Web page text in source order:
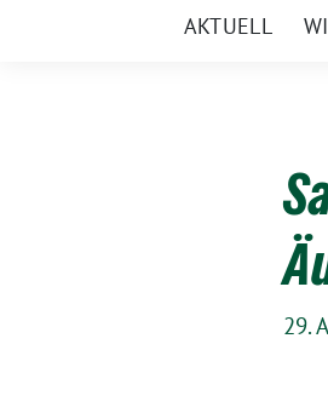
AKTUELL
29.